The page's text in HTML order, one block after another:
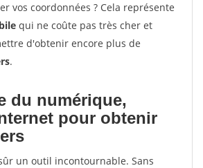
vos coordonnées ? Cela représente
qui ne coûte pas très cher et
d'obtenir encore plus de
.
du numérique,
pour obtenir
un outil incontournable. Sans